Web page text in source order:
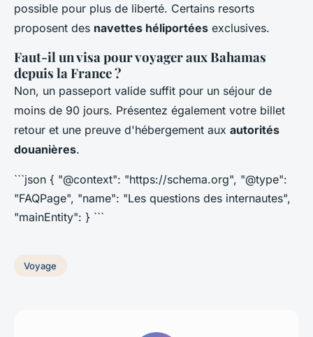
possible pour plus de liberté. Certains resorts
proposent des navettes héliportées exclusives.
Faut-il un visa pour voyager aux Bahamas
depuis la France ?
Non, un passeport valide suffit pour un séjour de
moins de 90 jours. Présentez également votre billet
retour et une preuve d'hébergement aux autorités
douanières.
```json { "@context": "https://schema.org", "@type":
"FAQPage", "name": "Les questions des internautes",
"mainEntity": } ```
Voyage